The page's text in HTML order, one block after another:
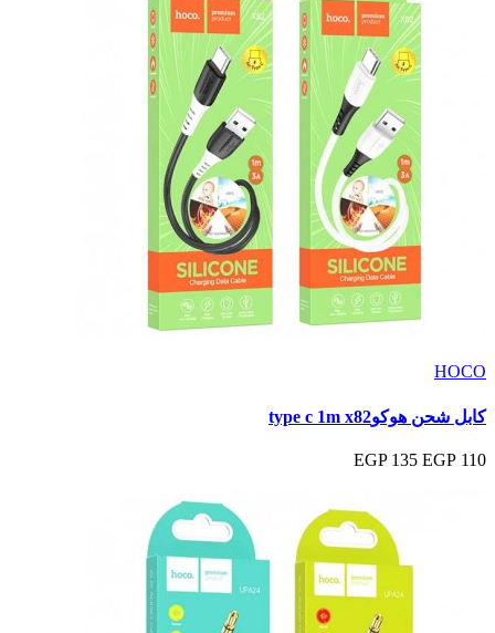
HOCO
كابل شحن هوكوtype c 1m x82
110 EGP
135 EGP